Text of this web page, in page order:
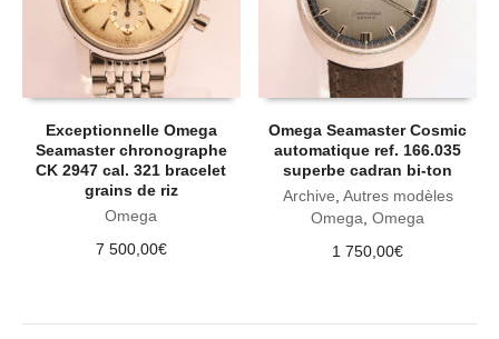
Exceptionnelle Omega
Seamaster chronographe
CK 2947 cal. 321 bracelet
grains de riz
Omega
7 500,00€
Omega Seamaster Cosmic
automatique ref. 166.035
superbe cadran bi-ton
Archive Autres modèles
Omega ,Omega
1 750,00€